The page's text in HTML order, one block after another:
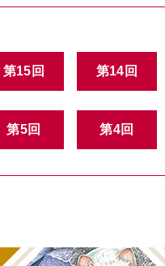
第15回 第14回
第5回 第4回